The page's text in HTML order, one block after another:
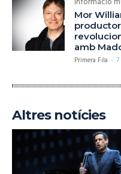
Mor
amb
Primera Fila -
Altres notícies